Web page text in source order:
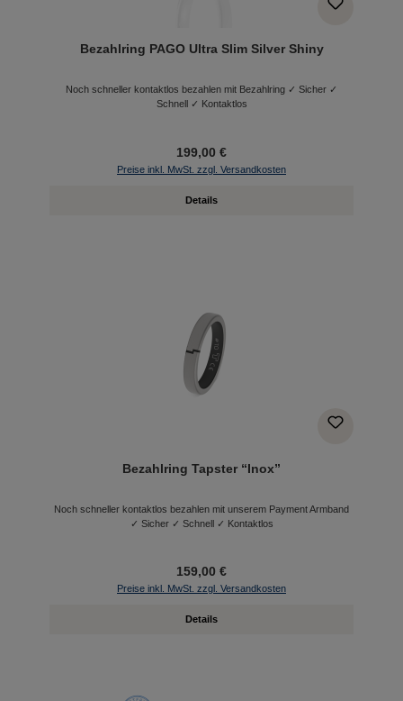
Bezahlring PAGO Ultra Slim Silver Shiny
Noch schneller kontaktlos bezahlen mit Bezahlring ✓ Sicher ✓
Schnell ✓ Kontaktlos
199,00 €
Preise inkl. MwSt. zzgl. Versandkosten
Details
Bezahlring Tapster “Inox”
Noch schneller kontaktlos bezahlen mit unserem Payment Armband
✓ Sicher ✓ Schnell ✓ Kontaktlos
159,00 €
Preise inkl. MwSt. zzgl. Versandkosten
Details